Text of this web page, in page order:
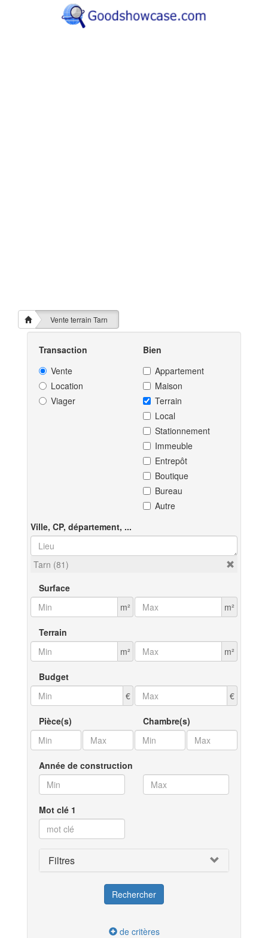
Vente terrain Tarn
Transaction
Vente
Location
Viager
Bien
Appartement
Maison
Terrain
Local
Stationnement
Immeuble
Entrepôt
Boutique
Bureau
Autre
Ville, CP, département, ...
Tarn (81)
Surface
m²
m²
Terrain
m²
m²
Budget
€
€
Pièce(s) Chambre(s)
Année de construction
Mot clé 1
Filtres
de critères